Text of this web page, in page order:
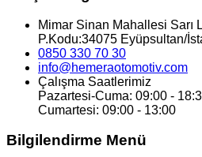
Mimar Sinan Mahallesi Sarı
P.Kodu:34075 Eyüpsultan/
0850 330 70 30
info@hemeraotomotiv.com
Çalışma Saatlerimiz
Pazartesi-Cuma: 09:00 -
Cumartesi: 09:00 - 13:00
Bilgilendirme Menü